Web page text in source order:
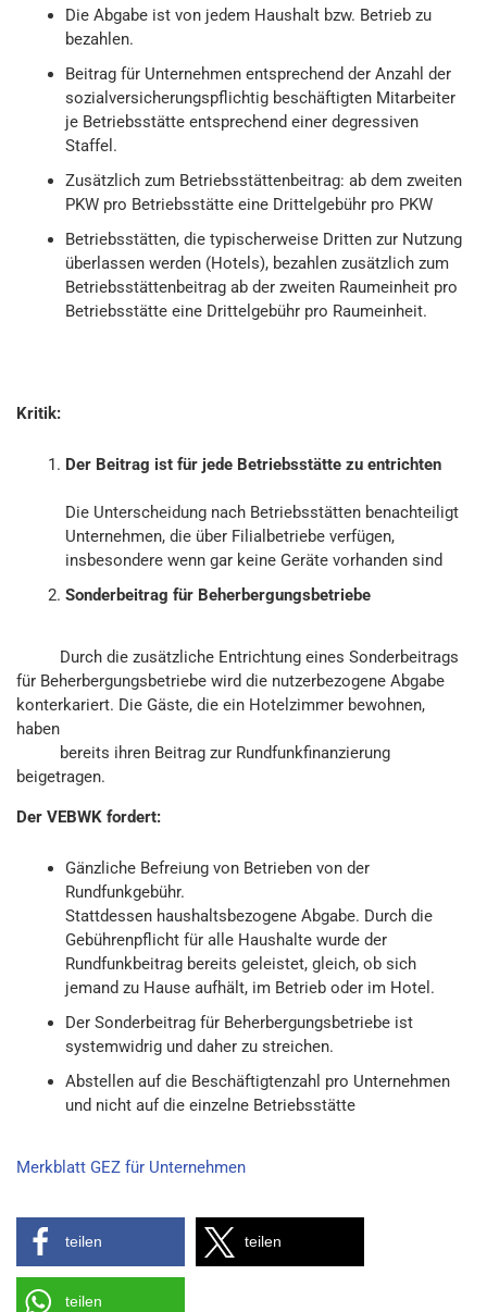
Die Abgabe ist von jedem Haushalt bzw. Betrieb zu
bezahlen.
Beitrag für Unternehmen entsprechend der Anzahl der
sozialversicherungspflichtig beschäftigten Mitarbeiter
je Betriebsstätte entsprechend einer degressiven
Staffel.
Zusätzlich zum Betriebsstättenbeitrag: ab dem zweiten
PKW pro Betriebsstätte eine Drittelgebühr pro PKW
Betriebsstätten, die typischerweise Dritten zur Nutzung
überlassen werden (Hotels), bezahlen zusätzlich zum
Betriebsstättenbeitrag ab der zweiten Raumeinheit pro
Betriebsstätte eine Drittelgebühr pro Raumeinheit.
Kritik:
Der Beitrag ist für jede Betriebsstätte zu entrichten
Die Unterscheidung nach Betriebsstätten benachteiligt
Unternehmen, die über Filialbetriebe verfügen,
insbesondere wenn gar keine Geräte vorhanden sind
Sonderbeitrag für Beherbergungsbetriebe
Durch die zusätzliche Entrichtung eines Sonderbeitrags
für Beherbergungsbetriebe wird die nutzerbezogene Abgabe
konterkariert. Die Gäste, die ein Hotelzimmer bewohnen,
haben
bereits ihren Beitrag zur Rundfunkfinanzierung
beigetragen.
Der VEBWK fordert:
Gänzliche Befreiung von Betrieben von der
Rundfunkgebühr.
Stattdessen haushaltsbezogene Abgabe. Durch die
Gebührenpflicht für alle Haushalte wurde der
Rundfunkbeitrag bereits geleistet, gleich, ob sich
jemand zu Hause aufhält, im Betrieb oder im Hotel.
Der Sonderbeitrag für Beherbergungsbetriebe ist
systemwidrig und daher zu streichen.
Abstellen auf die Beschäftigtenzahl pro Unternehmen
und nicht auf die einzelne Betriebsstätte
Merkblatt GEZ für Unternehmen
teilen teilen
teilen